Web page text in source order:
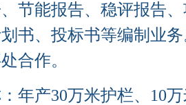
节能报告、稳评报告
书、投标书等编制业
合作。
产30万米护栏、10万